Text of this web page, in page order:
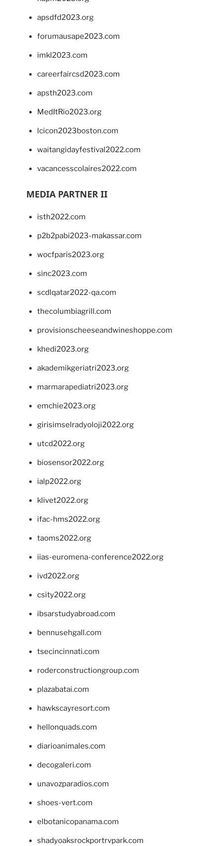
apsdfd2023.org
forumausape2023.com
imkl2023.com
careerfaircsd2023.com
apsth2023.com
MedItRio2023.org
lcicon2023boston.com
waitangidayfestival2022.com
vacancesscolaires2022.com
MEDIA PARTNER II
isth2022.com
p2b2pabi2023-makassar.com
wocfparis2023.org
sinc2023.com
scdlqatar2022-qa.com
thecolumbiagrill.com
provisionscheeseandwineshoppe.com
khedi2023.org
akademikgeriatri2023.org
marmarapediatri2023.org
emchie2023.org
girisimselradyoloji2022.org
utcd2022.org
biosensor2022.org
ialp2022.org
klivet2022.org
ifac-hms2022.org
taoms2022.org
iias-euromena-conference2022.org
ivd2022.org
csity2022.org
ibsarstudyabroad.com
bennusehgall.com
tsecincinnati.com
roderconstructiongroup.com
plazabatai.com
hawkscayresort.com
hellonquads.com
diarioanimales.com
decogaleri.com
unavozparadios.com
shoes-vert.com
elbotanicopanama.com
shadyoaksrockportrvpark.com